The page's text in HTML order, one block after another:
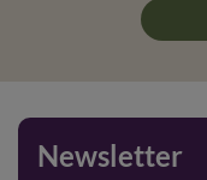
Newsletter